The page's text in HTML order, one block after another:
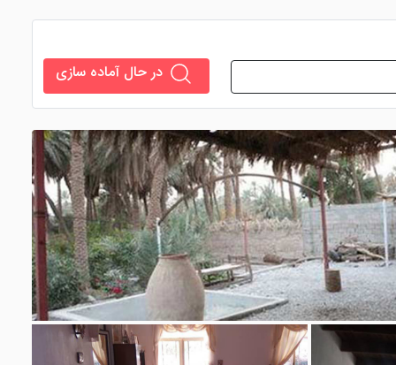
در حال آماده سازی